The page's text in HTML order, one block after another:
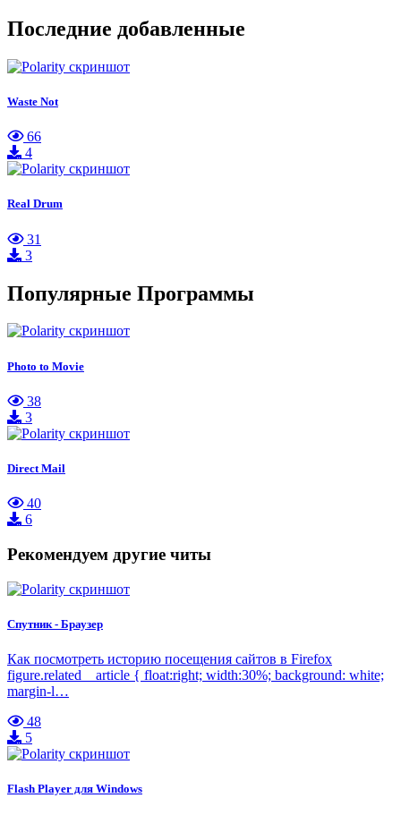
Последние добавленные
Waste Not
66
4
Real Drum
31
3
Популярные Программы
Photo to Movie
38
3
Direct Mail
40
6
Рекомендуем другие читы
Спутник - Браузер
Как посмотреть историю посещения сайтов в Firefox
figure.related__article { float:right; width:30%; background: white;
margin-l…
48
5
Flash Player для Windows